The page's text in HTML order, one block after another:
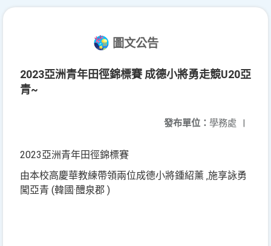
圖文公告
2023亞洲青年田徑錦標賽 成德小將勇走競U20亞
青~
發布單位： 學務處 |
2023亞洲青年田徑錦標賽
由本校高慶華教練帶領兩位成德小將鍾紹薰 ‚施享詠勇
闖亞青 (韓國·醴泉郡 )